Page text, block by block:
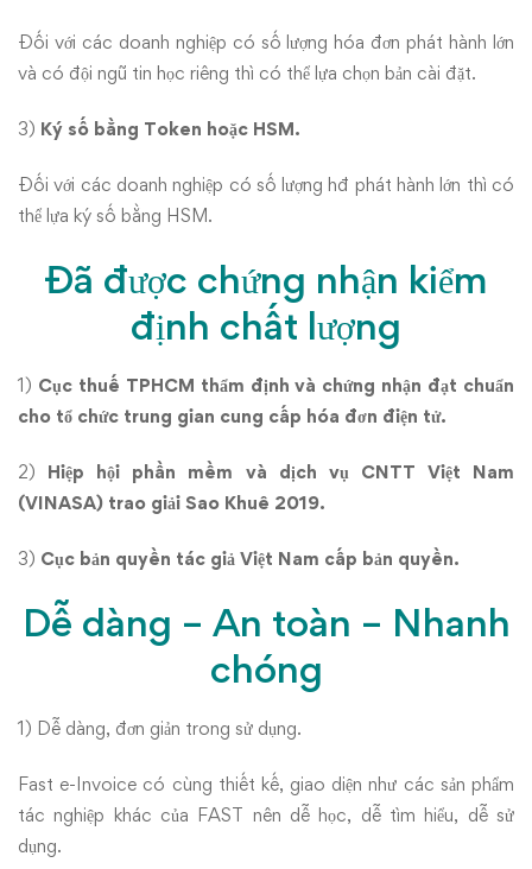
Đối với các doanh nghiệp có số lượng hóa đơn phát hành lớn
và có đội ngũ tin học riêng thì có thể lựa chọn bản cài đặt.
3) Ký số bằng Token hoặc HSM.
Đối với các doanh nghiệp có số lượng hđ phát hành lớn thì có
thể lựa ký số bằng HSM.
Đã được chứng nhận kiểm
định chất lượng
1) Cục thuế TPHCM thẩm định và chứng nhận đạt chuẩn
cho tổ chức trung gian cung cấp hóa đơn điện tử.
2) Hiệp hội phần mềm và dịch vụ CNTT Việt Nam
(VINASA) trao giải Sao Khuê 2019.
3) Cục bản quyền tác giả Việt Nam cấp bản quyền.
Dễ dàng – An toàn – Nhanh
chóng
1) Dễ dàng, đơn giản trong sử dụng.
Fast e-Invoice có cùng thiết kế, giao diện như các sản phẩm
tác nghiệp khác của FAST nên dễ học, dễ tìm hiểu, dễ sử
dụng.